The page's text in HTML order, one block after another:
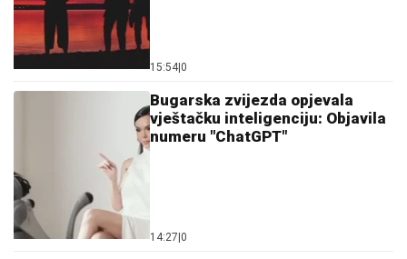
15:54 0
Bugarska zvijezda opjevala
vještačku inteligenciju: Objavila
numeru "ChatGPT"
14:27 0